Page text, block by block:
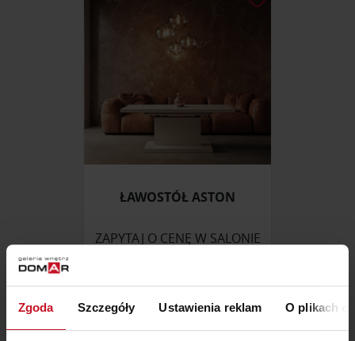
Zgoda Szczegóły Ustawienia reklam O plikach
ŁAWOSTÓŁ ASTON
ZAPYTAJ O CENĘ W SALONIE